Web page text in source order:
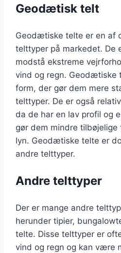
Geodætisk telt
Geodætiske telte er en af
telttyper på markedet. De
modstå ekstreme
vind og regn. Geodætiske
form, der gør dem mere
telttyper. De er også
da de har en lav profil og
gør dem mindre
lyn. Geodætiske telte er
andre telttyper.
Andre telttyper
Der er mange andre
herunder tipier,
telte. Disse telttyper er
vind og regn og kan være